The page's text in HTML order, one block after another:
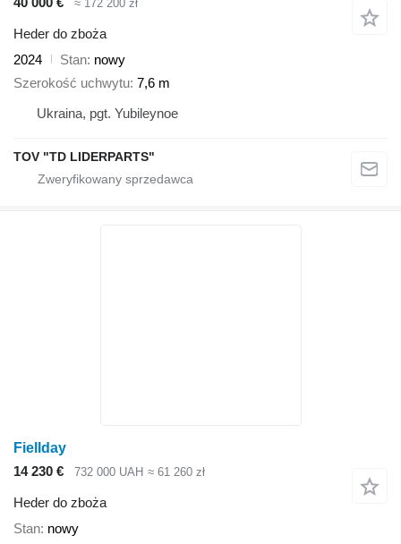
≈ 172 200 zł
Heder do zboża
2024
Stan nowy
Szerokość uchwytu 7,6 m
Ukraina, pgt. Yubileynoe
TOV "TD LIDERPARTS"
Fiellday
14 230 €
732 000 UAH ≈ 61 260 zł
Heder do zboża
Stan nowy